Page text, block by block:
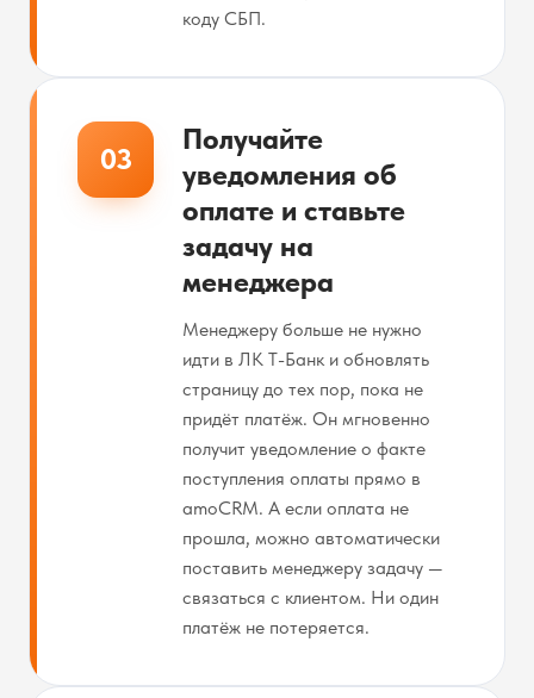
коду СБП.
03
Получайте
уведомления об
оплате и ставьте
задачу на
менеджера
Менеджеру больше не нужно
идти в ЛК Т-Банк и обновлять
страницу до тех пор, пока не
придёт платёж. Он мгновенно
получит уведомление о факте
поступления оплаты прямо в
amoCRM. А если оплата не
прошла, можно автоматически
поставить менеджеру задачу —
связаться с клиентом. Ни один
платёж не потеряется.